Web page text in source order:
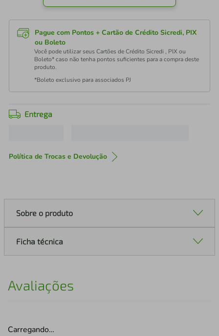
Pague com Pontos + Cartão de Crédito Sicredi, PIX
ou Boleto
Você pode utilizar seus Cartões de Crédito Sicredi , PIX ou
Boleto* caso não tenha pontos suficientes para a compra deste
produto.
*Boleto exclusivo para associados PJ
Entrega
Política de Trocas e Devolução
Sobre o produto
Ficha técnica
Avaliações
Carregando…